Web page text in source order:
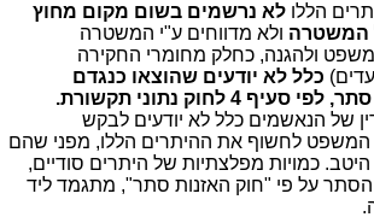
הללו לא נרשמים בשום מקום מחוץ
המשטרה ולא מדווחים ע"י המשטרה
ולהגנה, כחלק מחומרי החקירה
כלל לא יודעים שהוצאו כנגדם
היתרים של האזנת סתר, לפי סעיף 4 לחוק נתוני תקשורת.
של הנאשמים כלל לא יודעים לבקש
המשפט לחשוף את ההיתרים הללו, מפני שהם
כמויות מפלצתיות של היתרים סודיים,
הסתר על פי "חוק האזנות סתר", מתגמד ליד